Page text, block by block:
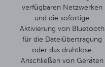
verfügbaren Netzwerken
und die sofortige
Aktivierung von Bluetooth
für die Dateiübertragung
oder das drahtlose
Anschließen von Geräten